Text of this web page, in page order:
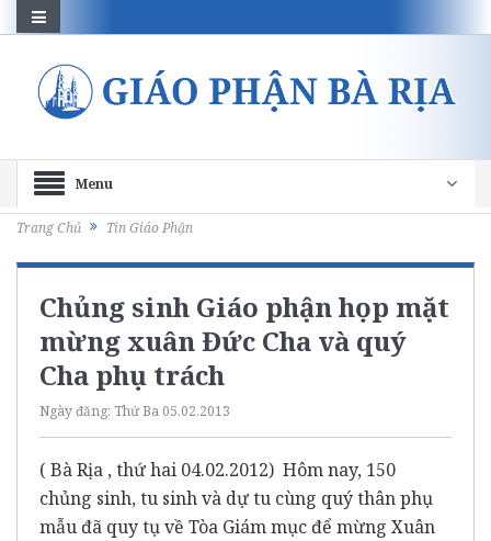
Menu
Trang Chủ Tin Giáo Phận
Chủng sinh Giáo phận họp mặt
mừng xuân Đức Cha và quý
Cha phụ trách
Ngày đăng: Thứ Ba 05.02.2013
( Bà Rịa , thứ hai 04.02.2012) Hôm nay, 150
chủng sinh, tu sinh và dự tu cùng quý thân phụ
mẫu đã quy tụ về Tòa Giám mục để mừng Xuân